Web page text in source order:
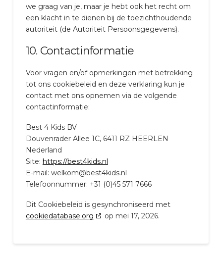
we graag van je, maar je hebt ook het recht om
een klacht in te dienen bij de toezichthoudende
autoriteit (de Autoriteit Persoonsgegevens).
10. Contactinformatie
Voor vragen en/of opmerkingen met betrekking
tot ons cookiebeleid en deze verklaring kun je
contact met ons opnemen via de volgende
contactinformatie:
Best 4 Kids BV
Douvenrader Allee 1C, 6411 RZ HEERLEN
Nederland
Site: https://best4kids.nl
E-mail: welkom@best4kids.nl
Telefoonnummer: +31 (0)45 571 7666
Dit Cookiebeleid is gesynchroniseerd met
cookiedatabase.org
op mei 17, 2026.